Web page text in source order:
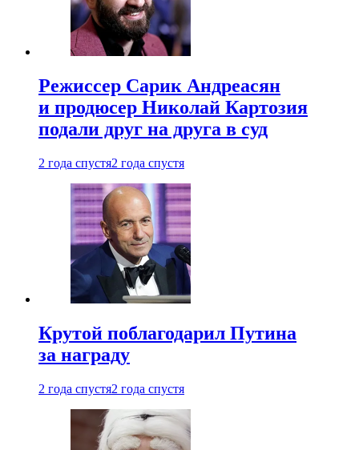
Режиссер Сарик Андреасян
и продюсер Николай Картозия
подали друг на друга в суд
2 года спустя2 года спустя
Крутой поблагодарил Путина
за награду
2 года спустя2 года спустя